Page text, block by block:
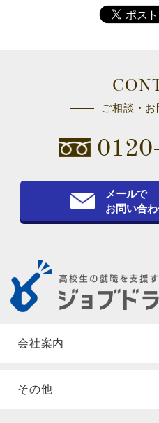
ご相談・
メールで
お問い合
会社案内
その他